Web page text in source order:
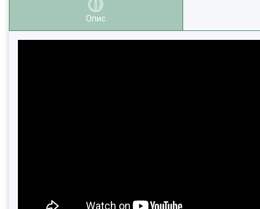
Опис